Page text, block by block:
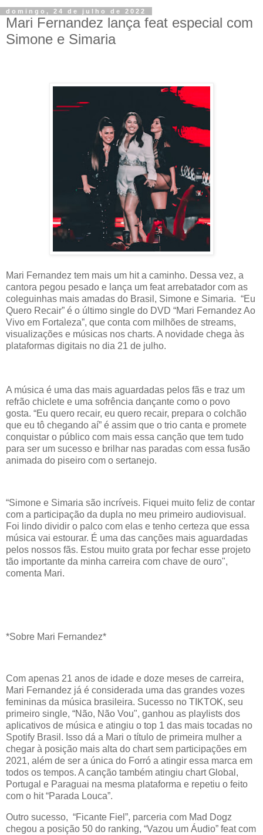
domingo, 24 de julho de 2022
Mari Fernandez lança feat especial com
Simone e Simaria
Mari Fernandez tem mais um hit a caminho. Dessa vez, a
cantora pegou pesado e lança um feat arrebatador com as
coleguinhas mais amadas do Brasil, Simone e Simaria. “Eu
Quero Recair” é o último single do DVD “Mari Fernandez Ao
Vivo em Fortaleza”, que conta com milhões de streams,
visualizações e músicas nos charts. A novidade chega às
plataformas digitais no dia 21 de julho.
A música é uma das mais aguardadas pelos fãs e traz um
refrão chiclete e uma sofrência dançante como o povo
gosta. “Eu quero recair, eu quero recair, prepara o colchão
que eu tô chegando aí” é assim que o trio canta e promete
conquistar o público com mais essa canção que tem tudo
para ser um sucesso e brilhar nas paradas com essa fusão
animada do piseiro com o sertanejo.
“Simone e Simaria são incríveis. Fiquei muito feliz de contar
com a participação da dupla no meu primeiro audiovisual.
Foi lindo dividir o palco com elas e tenho certeza que essa
música vai estourar. É uma das canções mais aguardadas
pelos nossos fãs. Estou muito grata por fechar esse projeto
tão importante da minha carreira com chave de ouro",
comenta Mari.
*Sobre Mari Fernandez*
Com apenas 21 anos de idade e doze meses de carreira,
Mari Fernandez já é considerada uma das grandes vozes
femininas da música brasileira. Sucesso no TIKTOK, seu
primeiro single, “Não, Não Vou", ganhou as playlists dos
aplicativos de música e atingiu o top 1 das mais tocadas no
Spotify Brasil. Isso dá a Mari o título de primeira mulher a
chegar à posição mais alta do chart sem participações em
2021, além de ser a única do Forró a atingir essa marca em
todos os tempos. A canção também atingiu chart Global,
Portugal e Paraguai na mesma plataforma e repetiu o feito
com o hit “Parada Louca”.
Outro sucesso, “Ficante Fiel”, parceria com Mad Dogz
chegou a posição 50 do ranking, “Vazou um Áudio” feat com